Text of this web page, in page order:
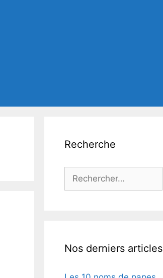
Recherche
Rechercher :
Nos derniers articles